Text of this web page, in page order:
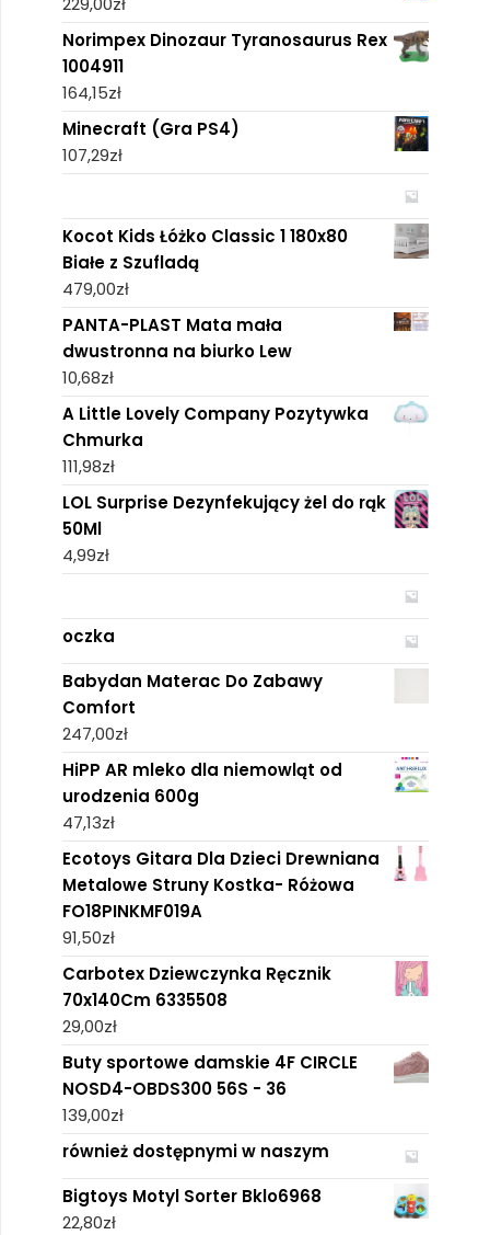
Norimpex Dinozaur Tyranosaurus Rex
1004911
164,15zł
Minecraft (Gra PS4)
107,29zł
Kocot Kids Łóżko Classic 1 180x80
Białe z Szufladą
479,00zł
PANTA-PLAST Mata mała
dwustronna na biurko Lew
10,68zł
A Little Lovely Company Pozytywka
Chmurka
111,98zł
LOL Surprise Dezynfekujący żel do rąk
50Ml
4,99zł
oczka
Babydan Materac Do Zabawy
Comfort
247,00zł
HiPP AR mleko dla niemowląt od
urodzenia 600g
47,13zł
Ecotoys Gitara Dla Dzieci Drewniana
Metalowe Struny Kostka- Różowa
FO18PINKMF019A
91,50zł
Carbotex Dziewczynka Ręcznik
70x140Cm 6335508
29,00zł
Buty sportowe damskie 4F CIRCLE
NOSD4-OBDS300 56S - 36
139,00zł
również dostępnymi w naszym
Bigtoys Motyl Sorter Bklo6968
22,80zł